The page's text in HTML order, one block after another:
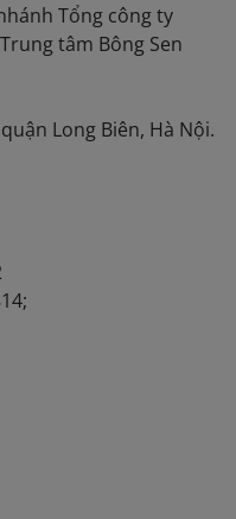
Tổng công ty
tâm Bông Sen
Long Biên, Hà Nội.